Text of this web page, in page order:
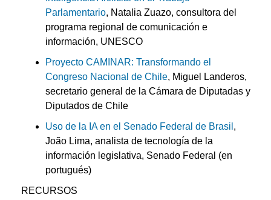
Parlamentario, Natalia Zuazo, consultora del
programa regional de comunicación e
información, UNESCO
Proyecto CAMINAR: Transformando el
Congreso Nacional de Chile, Miguel Landeros,
secretario general de la Cámara de Diputadas y
Diputados de Chile
Uso de la IA en el Senado Federal de Brasil ,
João Lima, analista de tecnología de la
información legislativa, Senado Federal (en
portugués)
RECURSOS